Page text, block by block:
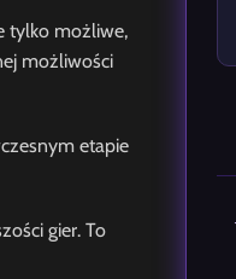
tylko możliwe,
możliwości
etapie
gier. To